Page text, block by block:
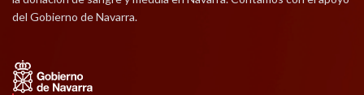
del Gobierno de Navarra.